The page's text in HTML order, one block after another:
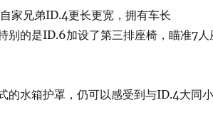
家兄弟ID.4更长更宽，拥有车长
的是ID.6加设了第三排座椅，瞄准7人
的水箱护罩，仍可以感受到与ID.4大同